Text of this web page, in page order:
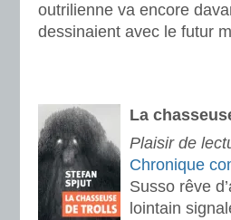
outrilienne va encore
dessinaient avec le futur
La
Plaisir de
Chronique
Susso rêve
lointain